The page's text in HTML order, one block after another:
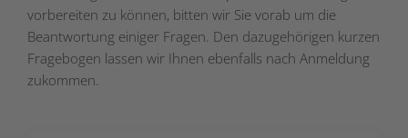
vorbereiten zu können, bitten wir Sie vorab um die
Beantwortung einiger Fragen. Den dazugehörigen kurzen
Fragebogen lassen wir Ihnen ebenfalls nach Anmeldung
zukommen.